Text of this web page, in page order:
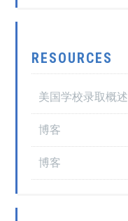
RESOURCES
美国学校录取概述
博客
博客